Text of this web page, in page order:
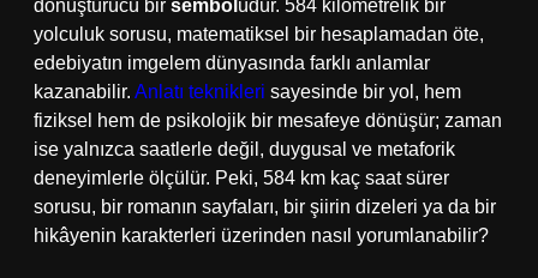
dönüştürücü bir sembol üdür. 584 kilometrelik bir
yolculuk sorusu, matematiksel bir hesaplamadan öte,
edebiyatın imgelem dünyasında farklı anlamlar
kazanabilir. Anlatı teknikleri sayesinde bir yol, hem
fiziksel hem de psikolojik bir mesafeye dönüşür; zaman
ise yalnızca saatlerle değil, duygusal ve metaforik
deneyimlerle ölçülür. Peki, 584 km kaç saat sürer
sorusu, bir romanın sayfaları, bir şiirin dizeleri ya da bir
hikâyenin karakterleri üzerinden nasıl yorumlanabilir?